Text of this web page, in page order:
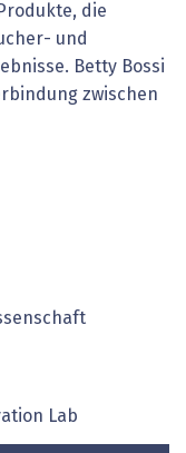
die
und
Betty Bossi
zwischen
Lab